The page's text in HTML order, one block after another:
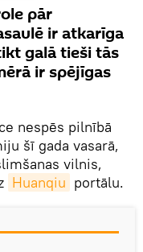
pār
ir atkarīga
galā tieši tās
ir spējīgas
nespēs pilnībā
šī gada vasarā,
vilnis,
Huanqiu portālu.